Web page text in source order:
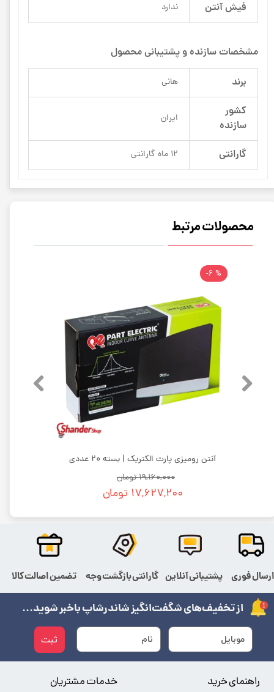
فیش آنتن ندارد
مشخصات سازنده و پشتیبانی محصول
برند هانی
کشور
سازنده
ایران
گارانتی 12 ماه گارانتی
محصولات مرتبط
آنتن رومیزی پارت الکتریک | بسته 20 عددی
۱۹,۱۶۰,۰۰۰ تومان
۱۷,۶۲۷,۲۰۰ تومان
% 6-
ثبت
از تخفیف‌های شگفت‌انگیز شاندرشاپ باخبر شوید...
خدمات مشتریان راهنمای خرید
ارسال فوری پشتیبانی آنلاین گارانتی بازگشت وجه تضمین اصالت کالا